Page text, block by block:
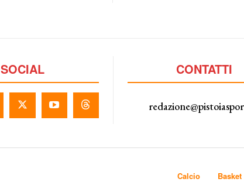
SOCIAL CONTATTI
Calcio Basket